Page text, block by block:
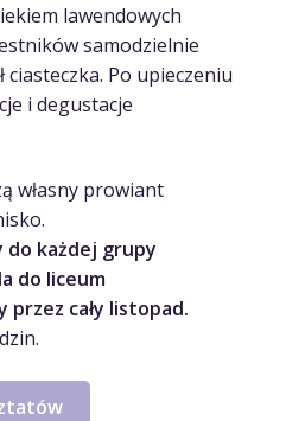
lawendowych
samodzielnie
ciasteczka. Po upieczeniu
i degustacje
własny prowiant
każdej grupy
do liceum
cały listopad.